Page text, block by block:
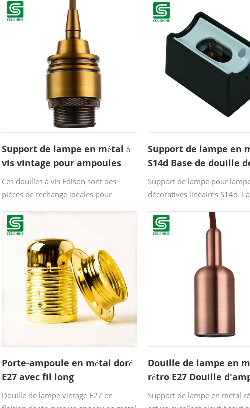
parfaitement assorti aux câbles 3 X
0.75mm2.
un matériau durable qui peut
placé dans de nombreux
environnements, quel que
style : qu'il soit minimal,
industriel ou classique, vous
finition métallisée qui
vos besoins !
Support de lampe en métal à
vis vintage pour ampoules
E27
Ces douilles à vis Edison sont des
pièces de rechange idéales pour
lustre et les lampes de table. Leurs
accessoires sont durables et ont une
longue durée de vie.
Support de lampe en
S14d Base de douille
lampe murale miroir
Support de lampe pour
décoratives linéaires S14d.
offre un résultat encore
applications typiques incluent
de bains, les miroirs, les
Porte-ampoule en métal doré
E27 avec fil long
Douille de lampe vintage E27 en
Douille de lampe en
rétro E27 Douille
Edison vintage
Support de lampe en métal